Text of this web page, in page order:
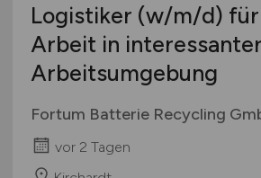
Logistiker (w/m/d)
Arbeit in interessanter
Arbeitsumgebung
Fortum Batterie Recycling
vor 2 Tagen